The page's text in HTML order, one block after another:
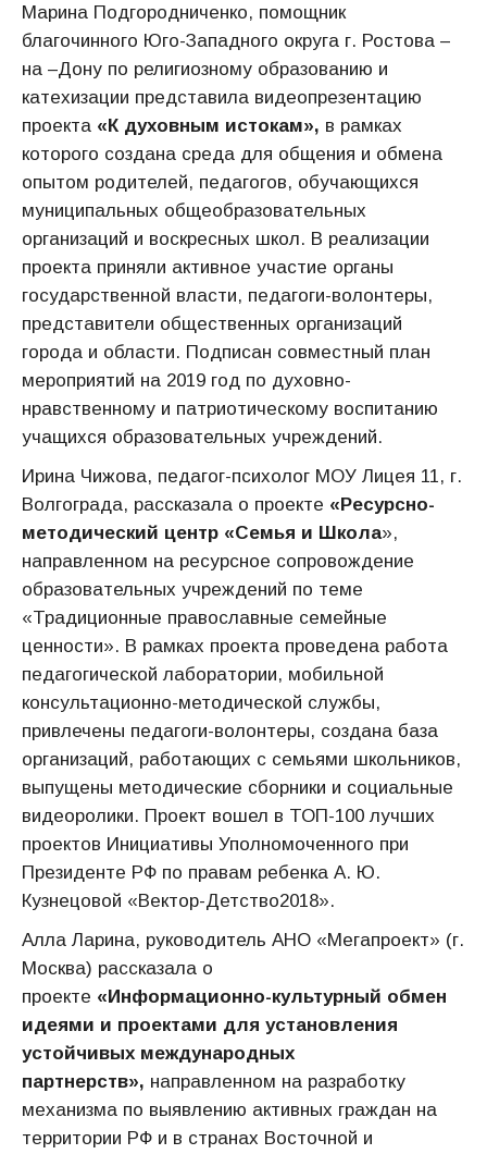
Марина Подгородниченко, помощник
благочинного Юго-Западного округа г. Ростова –
на –Дону по религиозному образованию и
катехизации представила видеопрезентацию
проекта «К духовным истокам», в рамках
которого создана среда для общения и обмена
опытом родителей, педагогов, обучающихся
муниципальных общеобразовательных
организаций и воскресных школ. В реализации
проекта приняли активное участие органы
государственной власти, педагоги-волонтеры,
представители общественных организаций
города и области. Подписан совместный план
мероприятий на 2019 год по духовно-
нравственному и патриотическому воспитанию
учащихся образовательных учреждений.
Ирина Чижова, педагог-психолог МОУ Лицея 11, г.
Волгограда, рассказала о проекте «Ресурсно-
методический центр «Семья и Школа»,
направленном на ресурсное сопровождение
образовательных учреждений по теме
«Традиционные православные семейные
ценности». В рамках проекта проведена работа
педагогической лаборатории, мобильной
консультационно-методической службы,
привлечены педагоги-волонтеры, создана база
организаций, работающих с семьями школьников,
выпущены методические сборники и социальные
видеоролики. Проект вошел в ТОП-100 лучших
проектов Инициативы Уполномоченного при
Президенте РФ по правам ребенка А. Ю.
Кузнецовой «Вектор-Детство2018».
Алла Ларина, руководитель АНО «Мегапроект» (г.
Москва) рассказала о
проекте «Информационно-культурный обмен
идеями и проектами для установления
устойчивых международных
партнерств», направленном на разработку
механизма по выявлению активных граждан на
территории РФ и в странах Восточной и